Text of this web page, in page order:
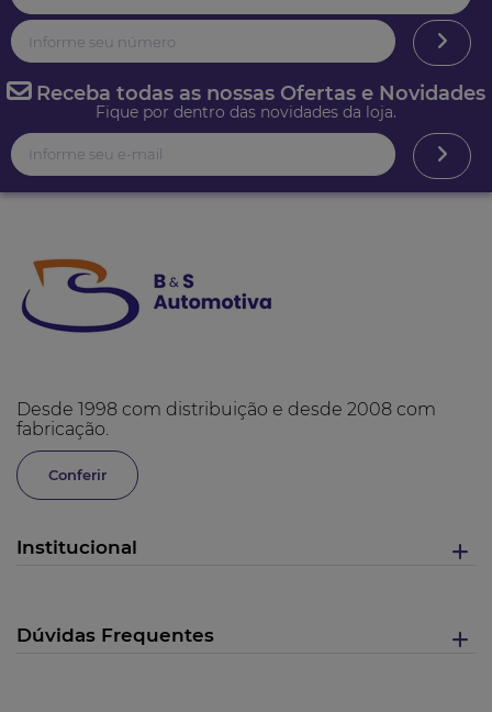
Receba todas as nossas Ofertas e Novidades
Fique por dentro das novidades da loja.
Desde 1998 com distribuição e desde 2008 com
fabricação.
Conferir
Institucional
Dúvidas Frequentes